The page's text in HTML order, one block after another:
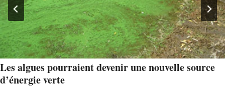
Les algues pourraient devenir une nouvelle source
d’énergie verte